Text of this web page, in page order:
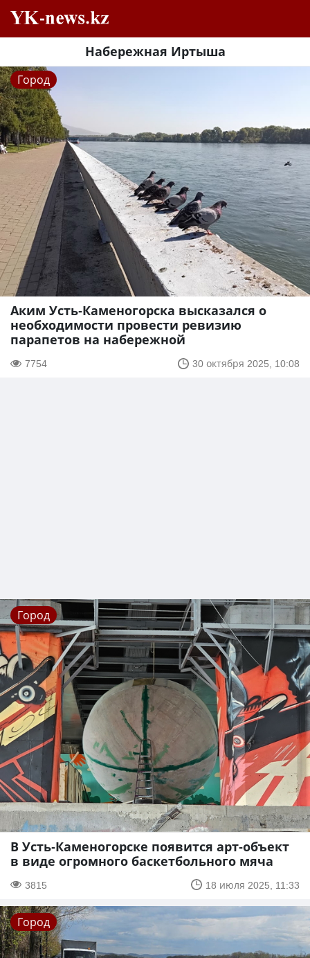
Набережная Иртыша
Город
Аким Усть-Каменогорска высказался о
необходимости провести ревизию
парапетов на набережной
7754 30 октября 2025, 10:08
Город
В Усть-Каменогорске появится арт-объект
в виде огромного баскетбольного мяча
3815 18 июля 2025, 11:33
Город